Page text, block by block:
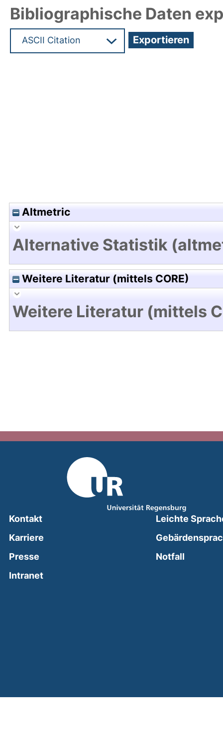
Bibliographische Daten
Altmetric
Alternative Statistik
Weitere Literatur (mittels CORE)
Weitere Literatur (mittels
Kontakt
Karriere
Presse
Intranet(external link, opens in a new window)
Leichte
Notfall